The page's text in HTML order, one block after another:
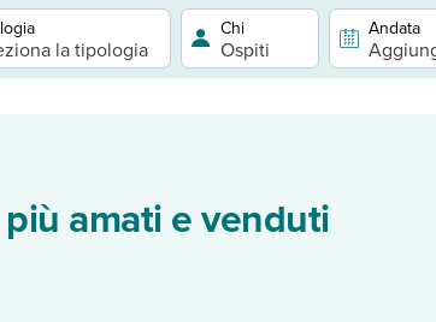
la tipologia
Chi
Ospiti
Andata
amati e venduti